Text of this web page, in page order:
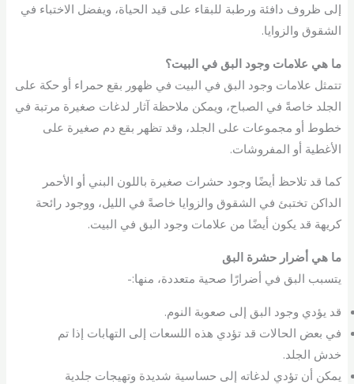
إلى ظروف دافئة ورطبة للبقاء على قيد الحياة، ويفضل الاختباء في
الشقوق والزوايا.
ما هي علامات وجود البق في البيت؟
تتمثل علامات وجود البق في البيت في ظهور بقع حمراء أو حكة على
الجلد خاصةً في الصباح، ويمكن ملاحظة آثار لدغات صغيرة مرتبة في
خطوط أو مجموعات على الجلد، وقد تظهر بقع دم صغيرة على
الأغطية أو المفروشات.
كما قد تلاحظ أيضًا وجود حشرات صغيرة باللون البني أو الأحمر
الداكن تختبئ في الشقوق والزوايا خاصةً في الليل، ووجود رائحة
كريهة قد يكون أيضًا من علامات وجود البق في البيت.
ما هي أضرار حشرة البق
يتسبب البق في أضرارًا صحية متعددة، منها:-
قد يؤدي وجود البق إلى صعوبة النوم.
في بعض الحالات قد تؤدي هذه اللسعات إلى التهابات إذا تم
خدش الجلد.
يمكن أن تؤدي لدغاته إلى حساسية شديدة وتهيجات جلدية